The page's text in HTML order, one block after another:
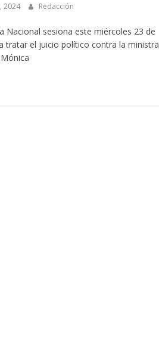
2024 Redacción
Nacional sesiona este miércoles 23 de
tratar el juicio político contra la ministra